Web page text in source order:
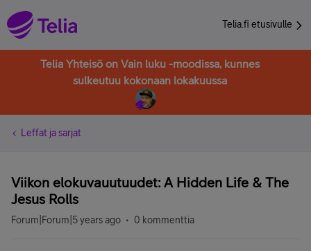
Telia.fi etusivulle
Telia Yhteisö on Vain luku -moodissa, kunnes
sulkeutuu kokonaan lokakuussa
Leffat ja sarjat
Viikon elokuvauutuudet: A Hidden Life & The
Jesus Rolls
Forum|Forum|5 years ago 0 kommenttia